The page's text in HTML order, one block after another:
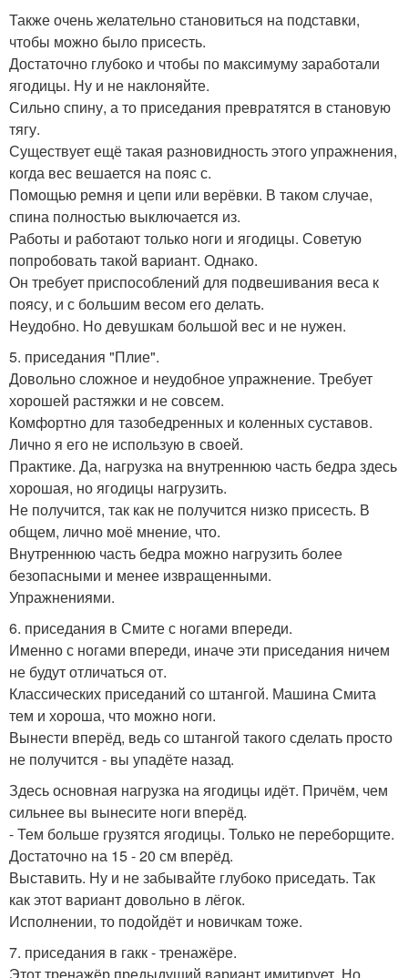
Также очень желательно становиться на подставки,
чтобы можно было присесть.
Достаточно глубоко и чтобы по максимуму заработали
ягодицы. Ну и не наклоняйте.
Сильно спину, а то приседания превратятся в становую
тягу.
Существует ещё такая разновидность этого упражнения,
когда вес вешается на пояс с.
Помощью ремня и цепи или верёвки. В таком случае,
спина полностью выключается из.
Работы и работают только ноги и ягодицы. Советую
попробовать такой вариант. Однако.
Он требует приспособлений для подвешивания веса к
поясу, и с большим весом его делать.
Неудобно. Но девушкам большой вес и не нужен.
5. приседания "Плие".
Довольно сложное и неудобное упражнение. Требует
хорошей растяжки и не совсем.
Комфортно для тазобедренных и коленных суставов.
Лично я его не использую в своей.
Практике. Да, нагрузка на внутреннюю часть бедра здесь
хорошая, но ягодицы нагрузить.
Не получится, так как не получится низко присесть. В
общем, лично моё мнение, что.
Внутреннюю часть бедра можно нагрузить более
безопасными и менее извращенными.
Упражнениями.
6. приседания в Смите с ногами впереди.
Именно с ногами впереди, иначе эти приседания ничем
не будут отличаться от.
Классических приседаний со штангой. Машина Смита
тем и хороша, что можно ноги.
Вынести вперёд, ведь со штангой такого сделать просто
не получится - вы упадёте назад.
Здесь основная нагрузка на ягодицы идёт. Причём, чем
сильнее вы вынесите ноги вперёд.
- Тем больше грузятся ягодицы. Только не переборщите.
Достаточно на 15 - 20 см вперёд.
Выставить. Ну и не забывайте глубоко приседать. Так
как этот вариант довольно в лёгок.
Исполнении, то подойдёт и новичкам тоже.
7. приседания в гакк - тренажёре.
Этот тренажёр предыдущий вариант имитирует. Но